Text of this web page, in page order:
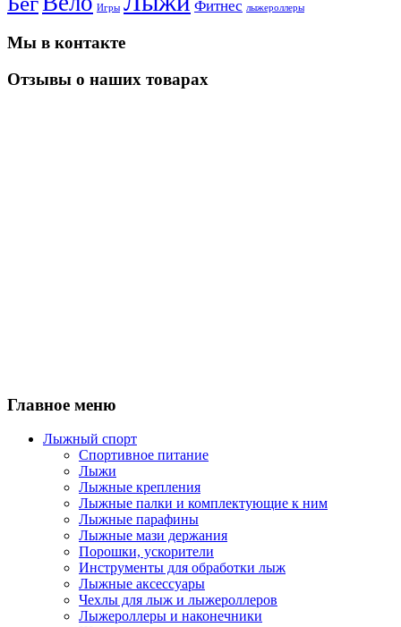
Игры Фитнес лыжероллеры
Мы в контакте
Отзывы о наших товарах
Главное меню
Лыжный спорт
Спортивное питание
Лыжи
Лыжные крепления
Лыжные палки и комплектующие к ним
Лыжные парафины
Лыжные мази держания
Порошки, ускорители
Инструменты для обработки лыж
Лыжные аксессуары
Чехлы для лыж и лыжероллеров
Лыжероллеры и наконечники